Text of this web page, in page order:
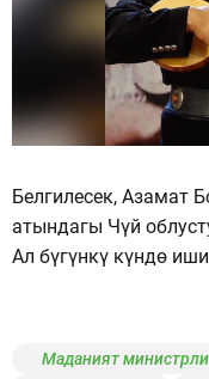
Белгилесек, Азамат
атындагы Чүй
Ал бүгүнкү күндө
Маданият